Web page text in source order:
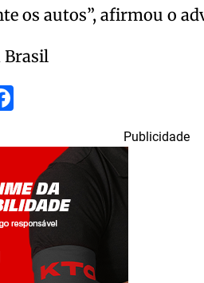
os autos”, afirmou o
Brasil
Publicidade